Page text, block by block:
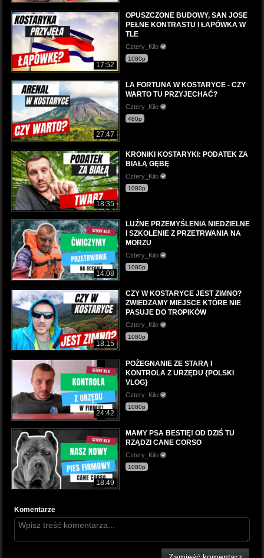
17:52
OPUSZCZONE BUDOWY, SAN JOSE
PEŁNE KONTRASTU I ŁAPÓWKA W
TLE
Cztery_Kilo
1080p
27:47
LA FORTUNA W KOSTARYCE - CZY
WARTO TU PRZYJECHAĆ?
Cztery_Kilo
480p
18:35
KRONIKI KOSTARYKI: PODATEK ZA
BIAŁĄ GĘBĘ
Cztery_Kilo
1080p
14:08
LUŹNE PRZEMYŚLENIA NIEDZIELNE
I SZKOLENIE Z PRZETRWANIA NA
MORZU
Cztery_Kilo
1080p
18:15
CZY W KOSTARYCE JEST ZIMNO?
ZWIEDZAMY MIEJSCE KTÓRE NIE
PASUJE DO TROPIKÓW
Cztery_Kilo
1080p
24:42
POŻEGNANIE ZE STARĄ I
KONTROLA Z URZĘDU {POLSKI
VLOG}
Cztery_Kilo
1080p
18:49
MAMY PSA BESTIĘ! OD DZIŚ TU
RZĄDZI CANE CORSO
Cztery_Kilo
1080p
Komentarze